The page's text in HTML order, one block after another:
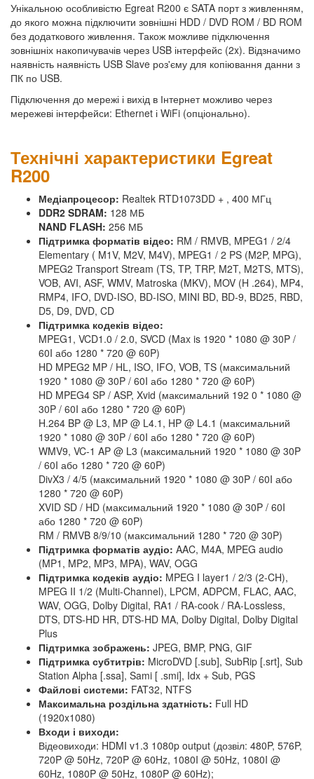
Унікальною особливістю Egreat R200 є SATA порт з живленням,
до якого можна підключити зовнішні HDD / DVD ROM / BD ROM
без додаткового живлення. Також можливе підключення
зовнішніх накопичувачів через USB інтерфейс (2x). Відзначимо
наявність наявність USB Slave роз'єму для копіювання данни з
ПК по USB.
Підключення до мережі і вихід в Інтернет можливо через
мережеві інтерфейси: Ethernet і WiFi (опціонально).
Технічні характеристики Egreat
R200
Медіапроцесор: Realtek RTD1073DD + , 400 МГц
DDR2 SDRAM: 128 МБ
NAND FLASH: 256 МБ
Підтримка форматів відео: RM / RMVB, MPEG1 / 2/4
Elementary ( M1V, M2V, M4V), MPEG1 / 2 PS (M2P, MPG),
MPEG2 Transport Stream (TS, TP, TRP, M2T, M2TS, MTS),
VOB, AVI, ASF, WMV, Matroska (MKV), MOV (H .264), MP4,
RMP4, IFO, DVD-ISO, BD-ISO, MINI BD, BD-9, BD25, RBD,
D5, D9, DVD, CD
Підтримка кодеків відео:
MPEG1, VCD1.0 / 2.0, SVCD (Max is 1920 * 1080 @ 30P /
60I або 1280 * 720 @ 60P)
HD MPEG2 MP / HL, ISO, IFO, VOB, TS (максимальний
1920 * 1080 @ 30P / 60I або 1280 * 720 @ 60P)
HD MPEG4 SP / ASP, Xvid (максимальний 192 0 * 1080 @
30P / 60I або 1280 * 720 @ 60P)
H.264 BP @ L3, MP @ L4.1, HP @ L4.1 (максимальний
1920 * 1080 @ 30P / 60I або 1280 * 720 @ 60P)
WMV9, VC-1 AP @ L3 (максимальний 1920 * 1080 @ 30P
/ 60I або 1280 * 720 @ 60P)
DivX3 / 4/5 (максимальний 1920 * 1080 @ 30P / 60I або
1280 * 720 @ 60P)
XVID SD / HD (максимальний 1920 * 1080 @ 30P / 60I
або 1280 * 720 @ 60P)
RM / RMVB 8/9/10 (максимальний 1280 * 720 @ 30P)
Підтримка форматів аудіо: AAC, M4A, MPEG audio
(MP1, MP2, MP3, MPA), WAV, OGG
Підтримка кодеків аудіо: MPEG I layer1 / 2/3 (2-CH),
MPEG II 1/2 (Multi-Channel), LPCM, ADPCM, FLAC, AAC,
WAV, OGG, Dolby Digital, RA1 / RA-cook / RA-Lossless,
DTS, DTS-HD HR, DTS-HD MA, Dolby Digital, Dolby Digital
Plus
Підтримка зображень: JPEG, BMP, PNG, GIF
Підтримка субтитрів: MicroDVD [.sub], SubRip [.srt], Sub
Station Alpha [.ssa], Sami [ .smi], Idx + Sub, PGS
Файлові системи: FAT32, NTFS
Максимальна роздільна здатність: Full HD
(1920x1080)
Входи і виходи:
Відеовиходи: HDMI v1.3 1080p output (дозвіл: 480P, 576P,
720P @ 50Hz, 720P @ 60Hz, 1080I @ 50Hz, 1080I @
60Hz, 1080P @ 50Hz, 1080P @ 60Hz);